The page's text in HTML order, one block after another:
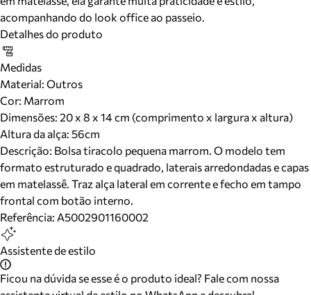
acompanhando do look office ao passeio.
Detalhes do produto
Medidas
Material: Outros
Cor: Marrom
Dimensões: 20 x 8 x 14 cm (comprimento x largura x altura)
Altura da alça: 56cm
Descrição: Bolsa tiracolo pequena marrom. O modelo tem
formato estruturado e quadrado, laterais arredondadas e capas
em matelassê. Traz alça lateral em corrente e fecho em tampo
frontal com botão interno.
Referência: A5002901160002
Assistente de estilo
Ficou na dúvida se esse é o produto ideal? Fale com nossa